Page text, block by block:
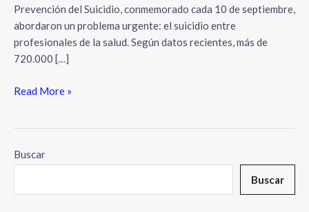
Prevención del Suicidio, conmemorado cada 10 de septiembre,
abordaron un problema urgente: el suicidio entre
profesionales de la salud. Según datos recientes, más de
720.000 […]
Read More »
Buscar
Buscar